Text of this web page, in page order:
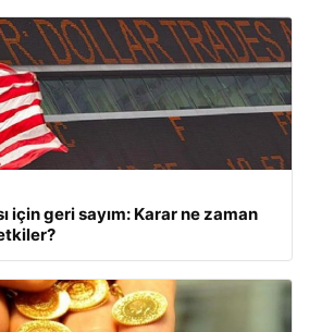
için geri sayım: Karar ne zaman